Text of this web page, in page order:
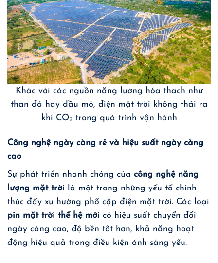
Khác với các nguồn năng lượng hóa thạch như
than đá hay dầu mỏ, điện mặt trời không thải ra
khí CO₂ trong quá trình vận hành
Công nghệ ngày càng rẻ và hiệu suất ngày càng
cao
Sự phát triển nhanh chóng của công nghệ năng
lượng mặt trời là một trong những yếu tố chính
thúc đẩy xu hướng phổ cập điện mặt trời. Các loại
pin mặt trời thế hệ mới có hiệu suất chuyển đổi
ngày càng cao, độ bền tốt hơn, khả năng hoạt
động hiệu quả trong điều kiện ánh sáng yếu.